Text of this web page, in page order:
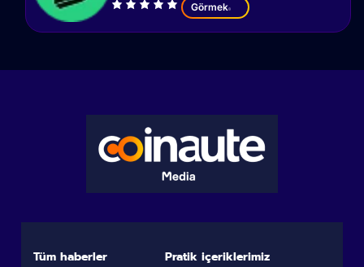
Görmek
Tüm haberler Pratik içeriklerimiz